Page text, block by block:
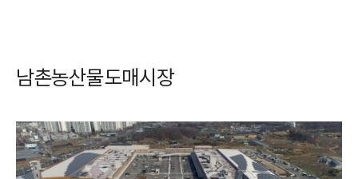
남촌농산물도매시장